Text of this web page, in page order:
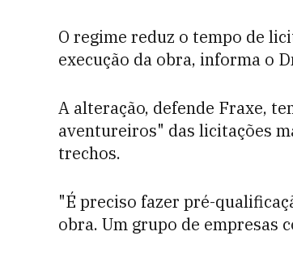
O regime reduz o tempo de
execução da obra, informa o
A alteração, defende Fraxe,
aventureiros" das licitações
trechos.
"É preciso fazer pré-
obra. Um grupo de empresas